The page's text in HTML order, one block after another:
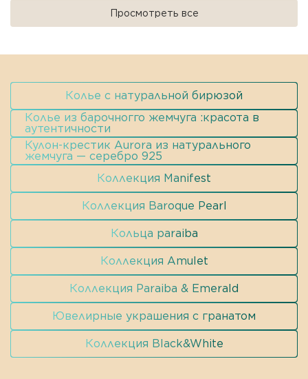
Просмотреть все
Колье с натуральной бирюзой
Колье из барочногго жемчуга :красота в
аутентичности
Кулон-крестик Aurora из натурального
жемчуга — серебро 925
Коллекция Manifest
Коллекция Baroque Pearl
Кольца paraiba
Коллекция Amulet
Коллекция Рaraiba & Emerald
Ювелирные украшения с гранатом
Коллекция Black&White